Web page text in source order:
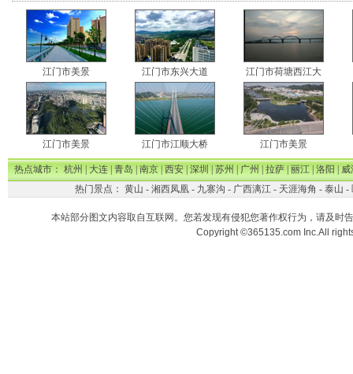
江门市美景 江门市东兴大道 江门市荷塘西江大
江门市美景 江门市江顺大桥 江门市美景
热点城市：杭州|大连|青岛|南京|西安|深圳|苏州|广州|拉萨|丽江|洛阳|威
热门景点： 黄山 - 湘西凤凰- 九寨沟 - 广西漓江- 天涯海角 - 泰山 -
本站部分图文内容取自互联网。您若发现有侵犯您著作权行为，请及时
Copyright ©365135.com Inc.All